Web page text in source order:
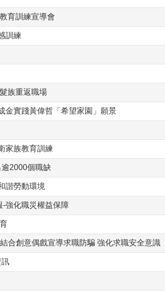
育訓練宣導會
訓練
族重返職場
金實踐黃偉哲「希望家園」願景
家族教育訓練
2000個職缺
諧勞動環境
強化職災權益保障
合創意偶戲宣導求職防騙 強化求職安全意識
訊